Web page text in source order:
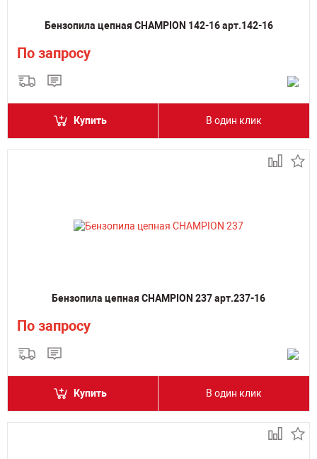
Бензопила цепная CHAMPION 142-16 арт.142-16
По запросу
Купить В один клик
Бензопила цепная CHAMPION 237 арт.237-16
По запросу
Купить В один клик